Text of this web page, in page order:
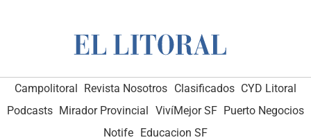
Campolitoral Revista Nosotros Clasificados CYD Litoral
Podcasts Mirador Provincial VivíMejor SF Puerto Negocios
Notife Educacion SF